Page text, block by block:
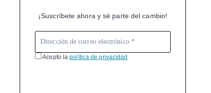
¡Suscríbete ahora y sé parte del cambio!
Acepto lapolítica de privacidad